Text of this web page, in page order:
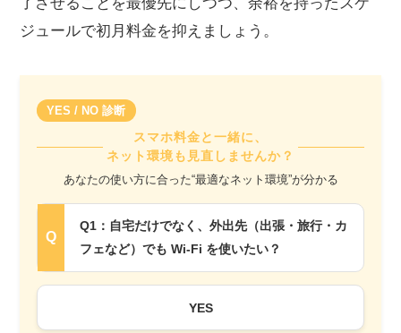
ジュールで初月料金を抑えましょう。
YES / NO 診断
スマホ料金と一緒に、
ネット環境も見直しませんか？
あなたの使い方に合った“最適なネット環境”が分かる
Q1：自宅だけでなく、外出先（出張・旅行・カ
フェなど）でも Wi-Fi を使いたい？
YES